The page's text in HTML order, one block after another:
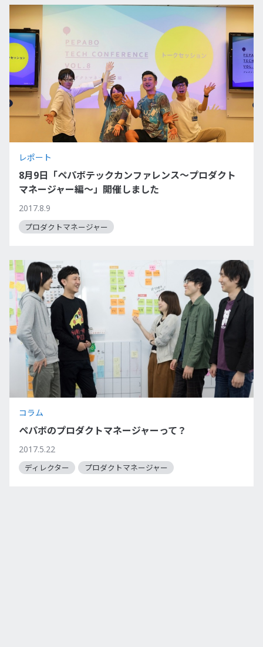
レポート
8月9日「ペパボテックカンファレンス～プロダクト
マネージャー編～」開催しました
2017.8.9
プロダクトマネージャー
コラム
ペパボのプロダクトマネージャーって？
2017.5.22
ディレクター プロダクトマネージャー